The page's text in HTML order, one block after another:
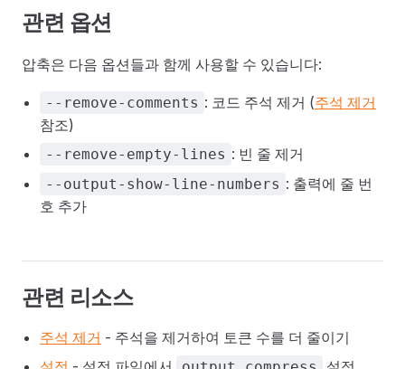
관련 옵션
압축은 다음 옵션들과 함께 사용할 수 있습니다:
--remove-comments : 코드 주석 제거 (주석 제거
참조)
--remove-empty-lines : 빈 줄 제거
--output-show-line-numbers : 출력에 줄 번
호 추가
관련 리소스
주석 제거 - 주석을 제거하여 토큰 수를 더 줄이기